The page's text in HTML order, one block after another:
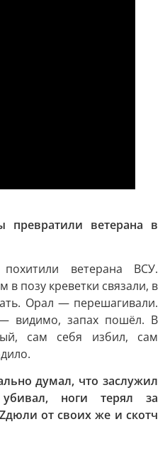
превратили ветерана в
ветерана ВСУ.
в позу креветки связали, в
Орал — перешагивали.
видимо, запах пошёл. В
сам себя избил, сам
думал, что заслужил
убивал, ноги терял за
от своих же и скотч